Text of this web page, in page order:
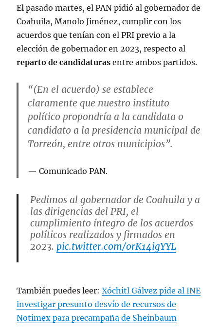
les sumen:pic.twitter.com/Zcui4Bk3nO
— Yulia Bonilla (@yul_bonilla)
January 10, 2024
El pasado martes, el PAN pidió al gobernador de
Coahuila, Manolo Jiménez, cumplir con los
acuerdos que tenían con el PRI previo a la
elección de gobernador en 2023, respecto al
reparto de candidaturas entre ambos partidos.
“(En el acuerdo) se establece
claramente que nuestro instituto
político propondría a la candidata o
candidato a la presidencia municipal de
Torreón, entre otros municipios”.
Comunicado PAN.
Pedimos al gobernador de Coahuila y a
las dirigencias del PRI, el
cumplimiento íntegro de los acuerdos
políticos realizados y firmados en
2023. pic.twitter.com/orK14igYYL
También puedes leer:Xóchitl Gálvez pide al INE
investigar presunto desvío de recursos de
Notimex para precampaña de Sheinbaum